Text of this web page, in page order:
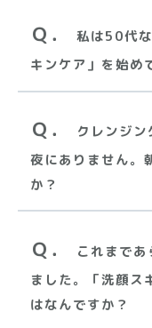
Ｑ．
私は50代
キンケア」を始め
Ｑ．
クレンジ
夜にありません。
か？
Ｑ．
これまで
ました。「洗顔ス
はなんですか？